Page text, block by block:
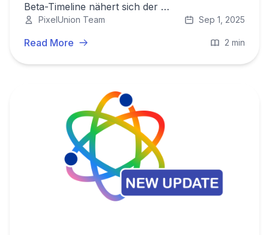
Beta-Timeline nähert sich der …
PixelUnion Team Sep 1, 2025
Read More 2 min